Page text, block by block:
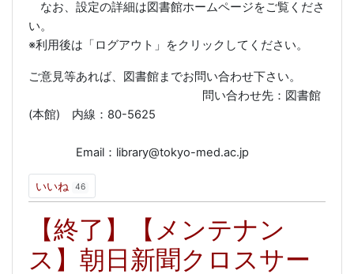
なお、設定の詳細は図書館ホームページをご覧くださ
い。
※利用後は「ログアウト」をクリックしてください。
ご意見等あれば、図書館までお問い合わせ下さい。
問い合わせ先：図書館
(本館) 内線：80-5625
Email：library@tokyo-med.ac.jp
いいね 46
【終了】【メンテナン
ス】朝日新聞クロスサー